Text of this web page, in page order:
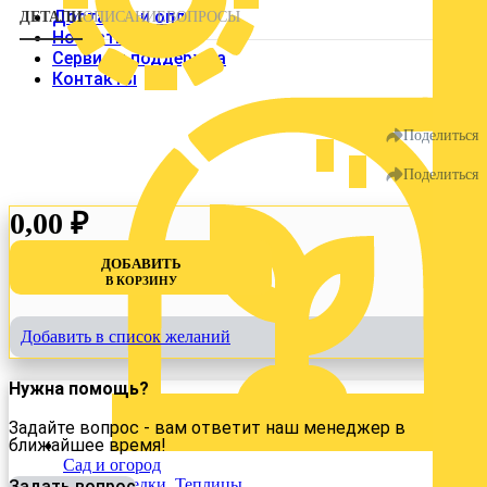
Беседки, Теплицы
Утеплители и теплоизоляция
Утеплители
Фасад
Металлосайдинг
Элементы кровли
Доборные элементы
% Акции
0
Избранное
0
Доставка и оплата
Новости
Сервис и поддержка
Контакты
Сад и огород
ДЕТАЛИОПИСАНИЕВОПРОСЫ
Поделиться
Поделиться
0,00 ₽
ДОБАВИТЬ
В КОРЗИНУ
Добавить в список желаний
Нужна помощь?
Задайте вопрос - вам ответит наш менеджер в
ближайшее время!